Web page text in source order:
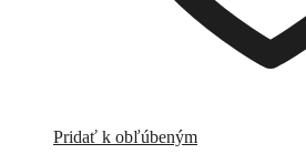
Pridať k obľúbeným